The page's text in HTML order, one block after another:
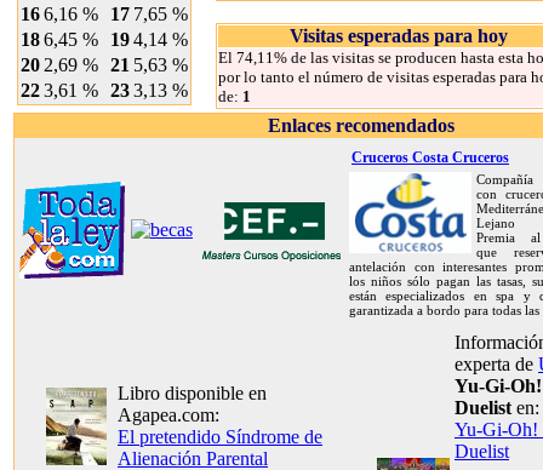
166,16 % 17 7,65 %
186,45 % 194,14 %
20 2,69 % 21 5,63 %
223,61 % 233,13 %
Visitas esperadas para hoy
El 74,11% de las visitas se producen hasta esta
por lo tanto el número de visitas esperadas para
de: 1
Enlaces recomendados
Cruceros Costa Cruceros
con
Lejano
Premia
que
antelación con interesantes
los niños sólo pagan las tasas,
están especializados en spa y
garantizada a bordo para todas las
Libro disponible en
Agapea.com:
El pretendido Síndrome de
Alienación Parental
experta de
Yu-Gi-
Duelist en:
Yu-Gi-Oh!
Duelist